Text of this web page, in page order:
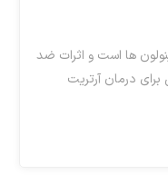
از دسته 4-آمینوکینولون ها است و اثرات ضد
درمان آرتریت